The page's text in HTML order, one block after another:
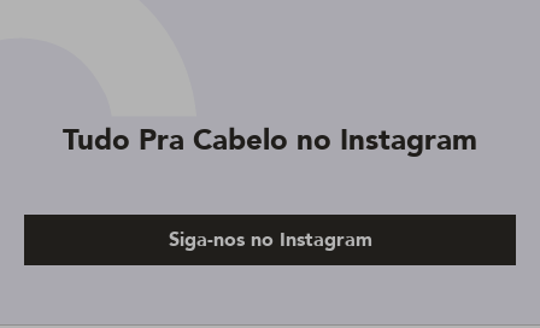
Tudo Pra Cabelo no Instagram
Siga-nos no Instagram